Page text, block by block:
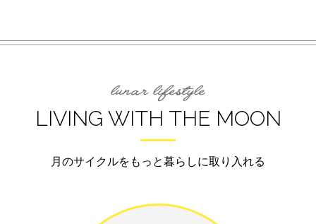
LIVING WITH THE MOON
月のサイクルをもっと暮らしに取り入れる